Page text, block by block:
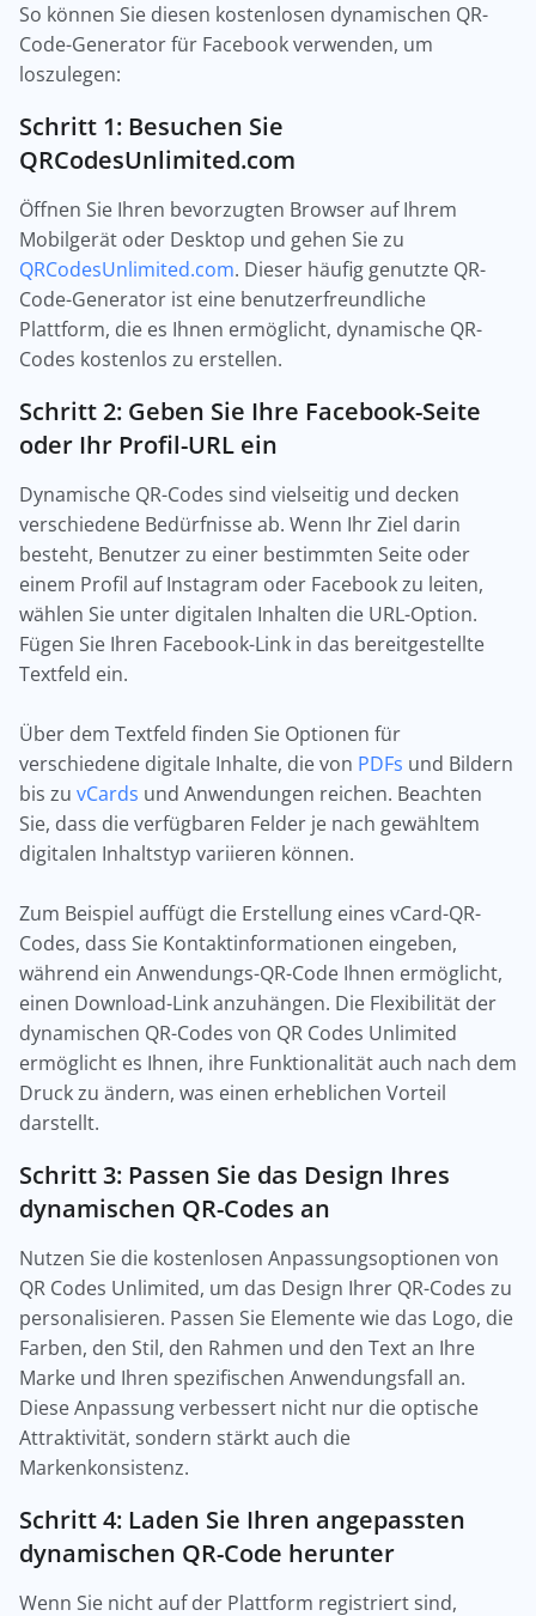
So können Sie diesen kostenlosen dynamischen QR-
Code-Generator für Facebook verwenden, um
loszulegen:
Schritt 1: Besuchen Sie
QRCodesUnlimited.com
Öffnen Sie Ihren bevorzugten Browser auf Ihrem
Mobilgerät oder Desktop und gehen Sie zu
QRCodesUnlimited.com. Dieser häufig genutzte QR-
Code-Generator ist eine benutzerfreundliche
Plattform, die es Ihnen ermöglicht, dynamische QR-
Codes kostenlos zu erstellen.
Schritt 2: Geben Sie Ihre Facebook-Seite
oder Ihr Profil-URL ein
Dynamische QR-Codes sind vielseitig und decken
verschiedene Bedürfnisse ab. Wenn Ihr Ziel darin
besteht, Benutzer zu einer bestimmten Seite oder
einem Profil auf Instagram oder Facebook zu leiten,
wählen Sie unter digitalen Inhalten die URL-Option.
Fügen Sie Ihren Facebook-Link in das bereitgestellte
Textfeld ein.
Über dem Textfeld finden Sie Optionen für
verschiedene digitale Inhalte, die von PDFs und Bildern
bis zu vCards und Anwendungen reichen. Beachten
Sie, dass die verfügbaren Felder je nach gewähltem
digitalen Inhaltstyp variieren können.
Zum Beispiel auffügt die Erstellung eines vCard-QR-
Codes, dass Sie Kontaktinformationen eingeben,
während ein Anwendungs-QR-Code Ihnen ermöglicht,
einen Download-Link anzuhängen. Die Flexibilität der
dynamischen QR-Codes von QR Codes Unlimited
ermöglicht es Ihnen, ihre Funktionalität auch nach dem
Druck zu ändern, was einen erheblichen Vorteil
darstellt.
Schritt 3: Passen Sie das Design Ihres
dynamischen QR-Codes an
Nutzen Sie die kostenlosen Anpassungsoptionen von
QR Codes Unlimited, um das Design Ihrer QR-Codes zu
personalisieren. Passen Sie Elemente wie das Logo, die
Farben, den Stil, den Rahmen und den Text an Ihre
Marke und Ihren spezifischen Anwendungsfall an.
Diese Anpassung verbessert nicht nur die optische
Attraktivität, sondern stärkt auch die
Markenkonsistenz.
Schritt 4: Laden Sie Ihren angepassten
dynamischen QR-Code herunter
Wenn Sie nicht auf der Plattform registriert sind,